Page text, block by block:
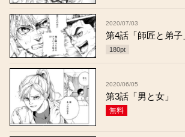
2020/07/03
第4話「師匠と弟子
180pt
2020/06/05
第3話「男と女」
無料